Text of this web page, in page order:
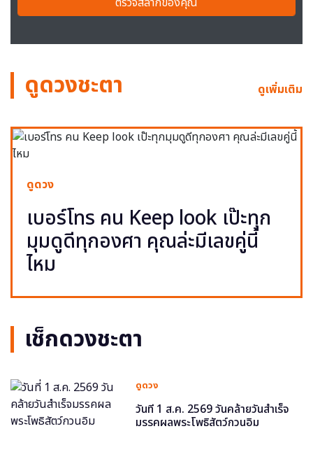
ดูดวงชะตา ดูเพิ่มเติม
ดูดวง
เบอร์โทร คน Keep look เป๊ะทุก
มุมดูดีทุกองศา คุณล่ะมีเลขคู่นี้
ไหม
เช็กดวงชะตา
ดูดวง
วันที่ 1 ส.ค. 2569 วันคล้ายวันสำเร็จ
มรรคผลพระโพธิสัตว์กวนอิม